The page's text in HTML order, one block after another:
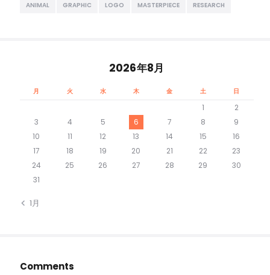
ANIMAL GRAPHIC LOGO MASTERPIECE RESEARCH
2026年8月
月 火 水 木 金 土 日
1
2
3
4 5 6 7 8
9
10
11 12 13 14 15
16
17
18 19 20 21 22
23
24
25 26 27 28 29
30
31
« 1月
Comments